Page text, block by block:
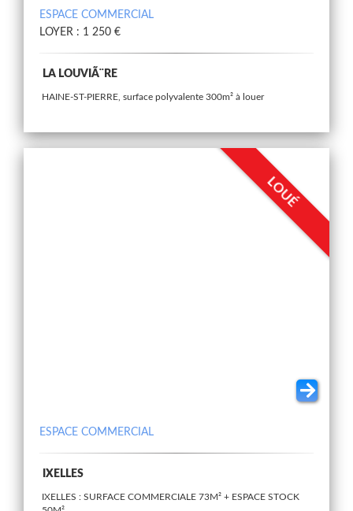
ESPACE COMMERCIAL
LOYER : 1 250 €
LA LOUVIÃ¨RE
HAINE-ST-PIERRE, surface polyvalente 300m² à louer
LOUÉ
ESPACE COMMERCIAL
IXELLES
IXELLES : SURFACE COMMERCIALE 73M² + ESPACE STOCK